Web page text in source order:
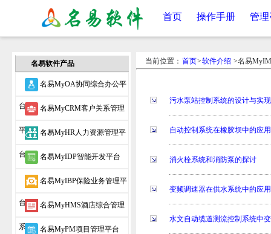
首页 操作手册 管
名易软件产品
名易MyOA协同综合办公平
台 名易MyCRM客户关系管理
平台 名易MyHR人力资源管理平
台 名易MyIDP智能开发平台
名易MyIBP保险业务管理平
台 名易MyHMS酒店综合管理
系统 名易MyPM项目管理平台
当前位置： 首页>软件介绍 >名易
污水泵站控制系统的设计与实现
自动控制系统在橡胶坝中的应用
消火栓系统和消防泵的探讨
变频调速器在供水系统中的应用
水文自动缆道测流控制系统中